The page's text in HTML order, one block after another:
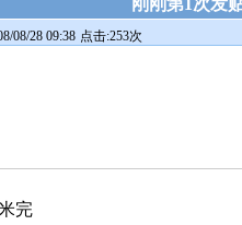
刚刚第1次发
08/28 09:38 点击:253次
完